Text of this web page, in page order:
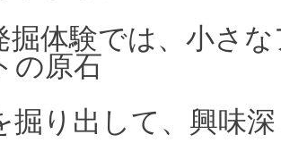
掘体験では、小さ
の原石
り出して、興味